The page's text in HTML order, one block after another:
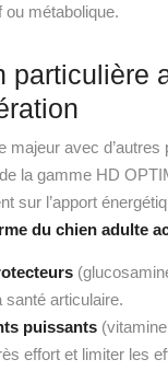
ou métabolique.
particulière
majeur avec
la gamme HD
sur l’apport
du chien adulte
santé articulaire.
puissants
effort et limiter les